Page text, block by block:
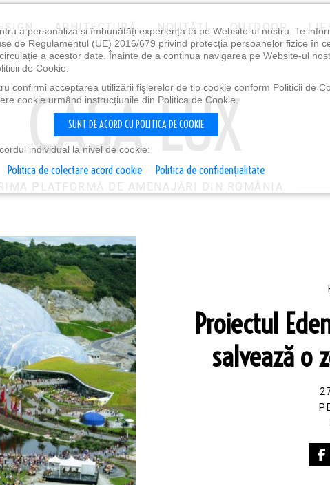
ARHITECTURĂ NOUTĂȚI OUTDOOR
PLATFORMĂ DE AMENAJĂRI DIN ROMÂNIA
Proiectul
salvează o
a personaliza și îmbunătăți experiența ta pe Website-ul nostru. Te
de Regulamentul (UE) 2016/679 privind protecția persoanelor fizice în
a acestor date. Înainte de a continua navigarea pe Website-ul
de Cookie.
confirmi acceptarea utilizării fişierelor de tip cookie conform Politicii de
cookie urmând instrucțiunile din Politica de Cookie.
SUNT DE ACORD CU POLITICA DE COOKIE
individual la nivel de cookie:
Politica de colectare acord cookie Politica de confidențialitate